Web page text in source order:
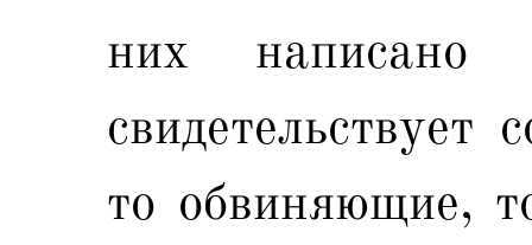
них
то обвиняющие,